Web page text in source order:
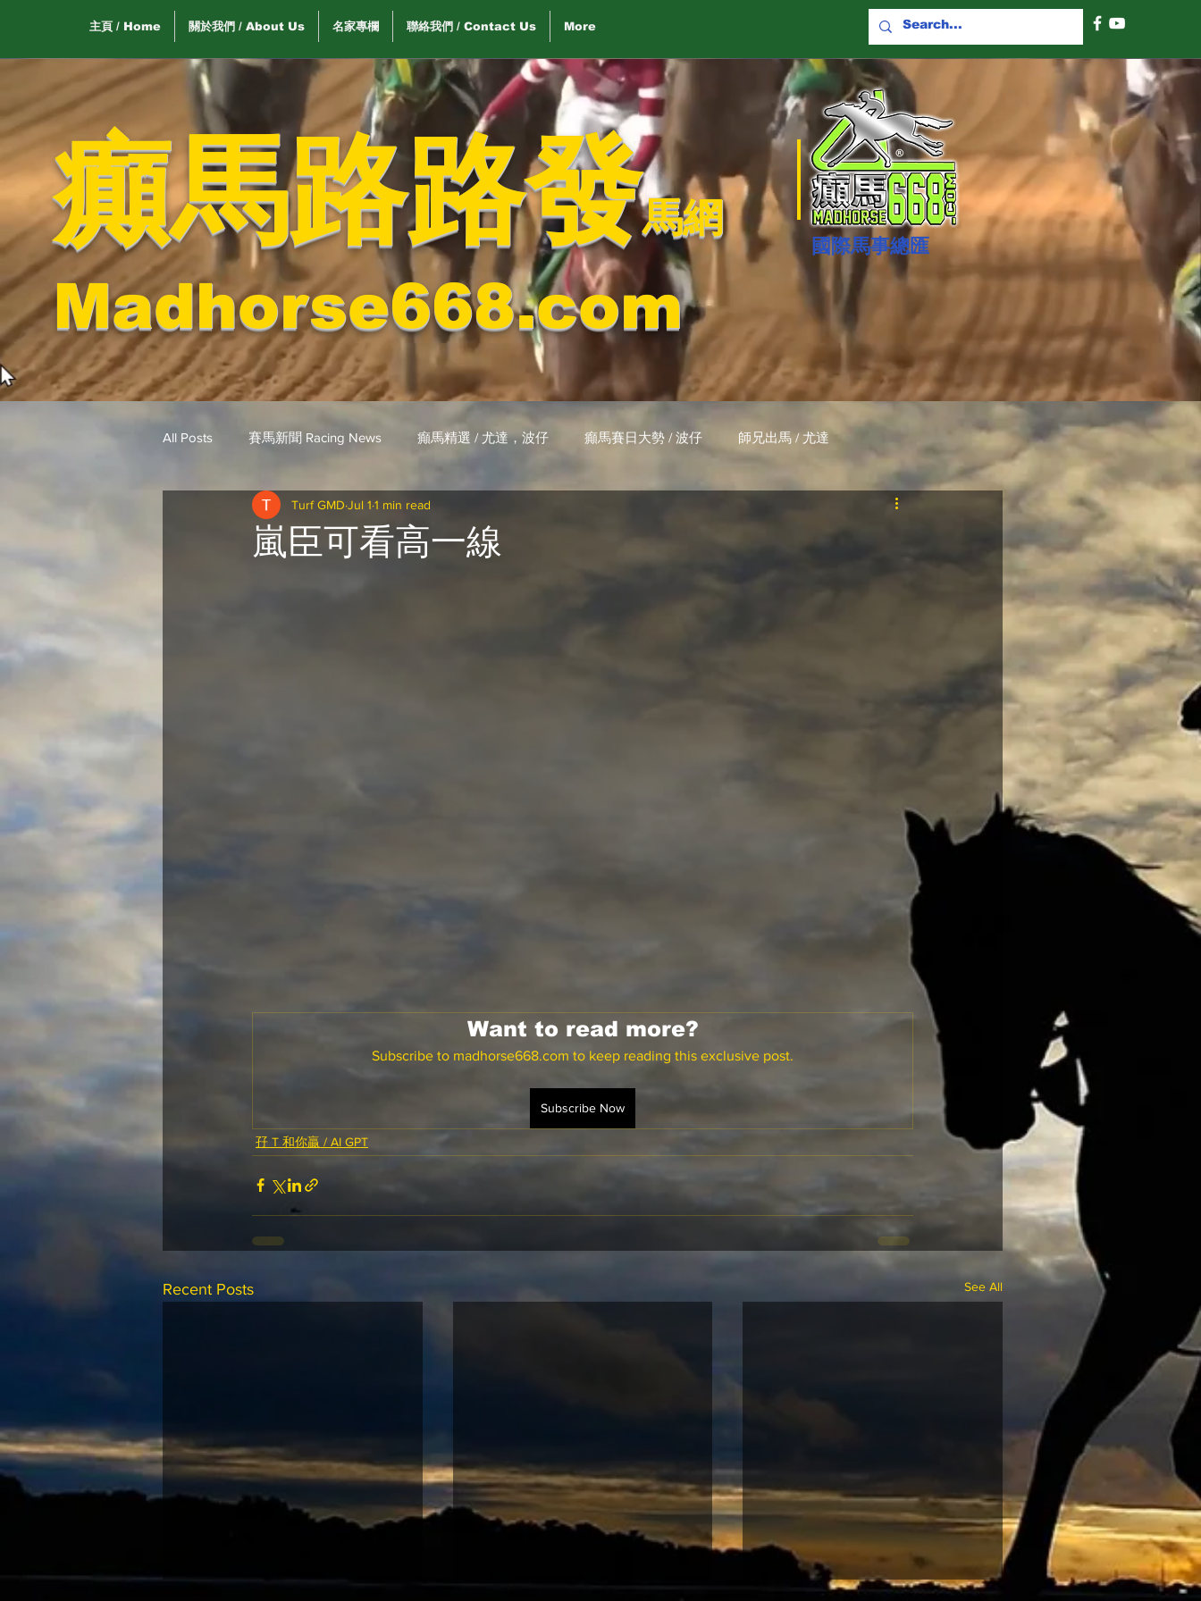
主頁 / Home 關於我們 / About Us 名家專欄 聯絡我們 / Contact Us More
癲馬路路發馬網
Madhorse668.com
國際​馬事總匯
All Posts 賽馬新聞 Racing News 癲馬精選 / 尤達，波仔 癲馬賽日大勢 / 波仔 師兄出馬 / 尤達
戈登說馬事 / 馬王哥頓 三 T 大茶飯 / LakLak 自購馬透視 / G.C.
嵐臣可看高一線
Turf GMD Jul 1 1 min read
Want to read more?
Subscribe to madhorse668.com to keep reading this exclusive post.
Subscribe Now
孖 T 和你贏 / AI GPT
Recent Posts See All